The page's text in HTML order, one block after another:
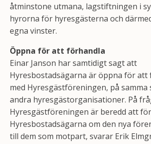
åtminstone utmana, lagstiftningen i
hyrorna för hyresgästerna och
egna vinster.
Öppna för att förhandla
Einar Janson har samtidigt sagt att
Hyresbostadsägarna är öppna för att
med Hyresgästföreningen, på samma
andra hyresgästorganisationer. På
Hyresgästföreningen är beredd att
Hyresbostadsägarna om den nya
till dem som motpart, svarar Erik